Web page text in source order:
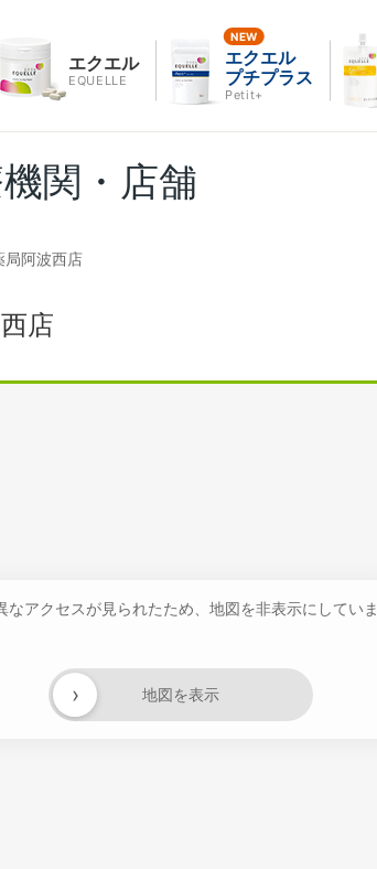
エクエル
EQUELLE
エクエル
プチプラス
Petit+
関・店舗
局阿波西店
店
なアクセスが見られたため、地図を非表示にしていま
地図を表示
›